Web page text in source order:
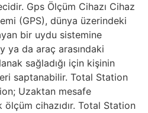
Gps Ölçüm Cihazı Cihaz
(GPS), dünya üzerindeki
bir uydu sistemine
ya da araç arasındaki
sağladığı için kişinin
saptanabilir. Total Station
Uzaktan mesafe
cihazıdır. Total Station